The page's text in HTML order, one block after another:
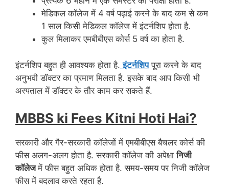
मेडिकल कॉलेज में 4 वर्ष पढ़ाई करने के बाद कम से कम
1 साल किसी मेडिकल कॉलेज में इंटर्नशिप होता है.
कुल मिलाकर एमबीबीएस कोर्स 5 वर्ष का होता है.
इंटर्नशिप बहुत ही आवश्यक होता है. इंटर्नशिपपूरा करने के बाद
अनुभवी डॉक्टर का प्रमाण मिलता है. इसके बाद आप किसी भी
अस्पताल में डॉक्टर के तौर काम कर सकते हैं.
MBBS ki Fees Kitni Hoti Hai?
सरकारी और गैर-सरकारी कॉलेजों में एमबीबीएस बैचलर कोर्स की
फीस अलग-अलग होता है. सरकारी कॉलेज की अपेक्षानिजी
कॉलेजमें फीस बहुत अधिक होता है. समय-समय पर निजी कॉलेज
फीस में बदलाव करते रहता है.